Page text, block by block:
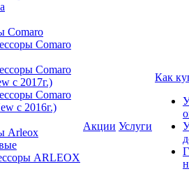
Comaro
Comaro
Comaro
с 2017г.)
Comaro
с 2016г.)
Arleox
ARLEOX
Акции Услуги
Как